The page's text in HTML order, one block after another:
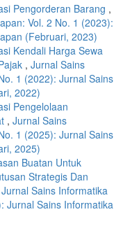
Pengorderan Barang ,
Vol. 2 No. 1 (2023):
(Februari, 2023)
Kendali Harga Sewa
, Jurnal Sains
1 (2022): Jurnal Sains
2022)
Pengelolaan
, Jurnal Sains
1 (2025): Jurnal Sains
2025)
Buatan Untuk
Strategis Dan
Jurnal Sains Informatika
Jurnal Sains Informatika